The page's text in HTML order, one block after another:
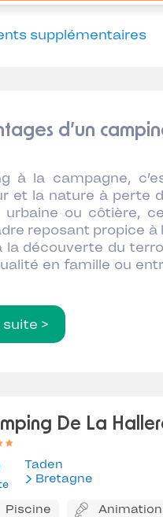
supplémentaires
d’un
à la campagne,
et la nature à perte
urbaine ou côtière,
reposant propice à
la découverte du
en famille ou
suite >
De La
Taden
Bretagne
Piscine